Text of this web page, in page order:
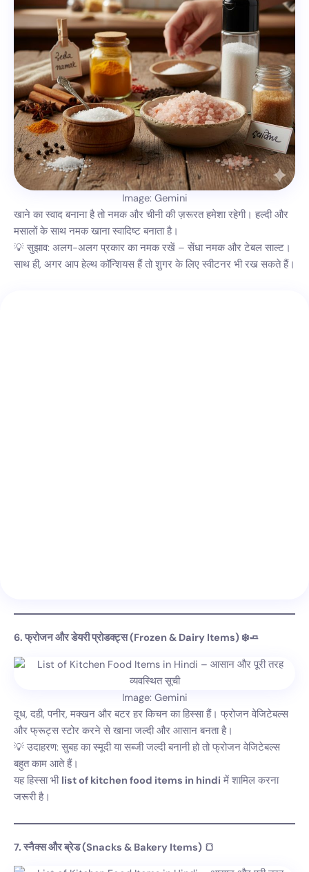
Image: Gemini
खाने का स्वाद बनाना है तो नमक और चीनी की ज़रूरत हमेशा रहेगी। हल्दी और
मसालों के साथ नमक खाना स्वादिष्ट बनाता है।
💡 सुझाव: अलग-अलग प्रकार का नमक रखें – सेंधा नमक और टेबल साल्ट।
साथ ही, अगर आप हेल्थ कॉन्शियस हैं तो शुगर के लिए स्वीटनर भी रख सकते हैं।
6. फ्रोजन और डेयरी प्रोडक्ट्स (Frozen & Dairy Items) ❄️🧈
Image: Gemini
दूध, दही, पनीर, मक्खन और बटर हर किचन का हिस्सा हैं। फ्रोजन वेजिटेबल्स
और फ्रूट्स स्टोर करने से खाना जल्दी और आसान बनता है।
💡 उदाहरण: सुबह का स्मूदी या सब्जी जल्दी बनानी हो तो फ्रोजन वेजिटेबल्स
बहुत काम आते हैं।
यह हिस्सा भी list of kitchen food items in hindi में शामिल करना
जरूरी है।
7. स्नैक्स और ब्रेड (Snacks & Bakery Items) 🍞